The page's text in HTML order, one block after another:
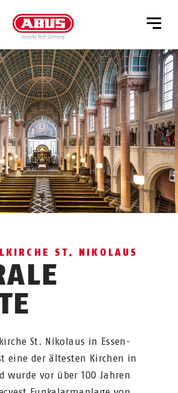
ST. NIKOLAUS
St. Nikolaus in Essen-
eine der ältesten Kirchen in
wurde vor über 100 Jahren